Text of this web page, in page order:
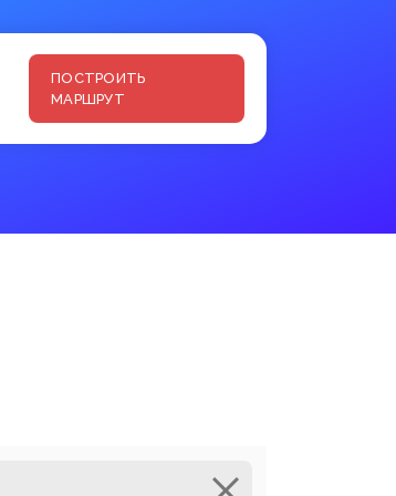
ПОСТРОИТЬ
МАРШРУТ